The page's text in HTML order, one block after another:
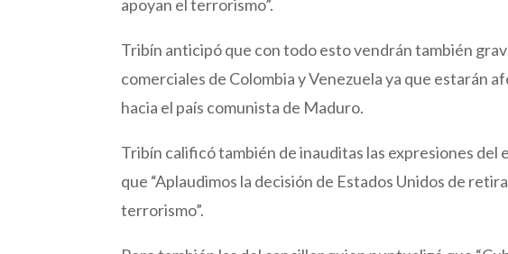
apoyan el terrorismo”.
Tribín anticipó que con todo esto vendrán también
comerciales de Colombia y Venezuela ya que estarán
hacia el país comunista de Maduro.
Tribín calificó también de inauditas las expresiones
que “Aplaudimos la decisión de Estados Unidos de
terrorismo”.